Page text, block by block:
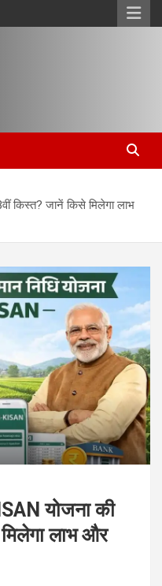
किस्त? जानें किसे मिलेगा लाभ
योजना की
लाभ और